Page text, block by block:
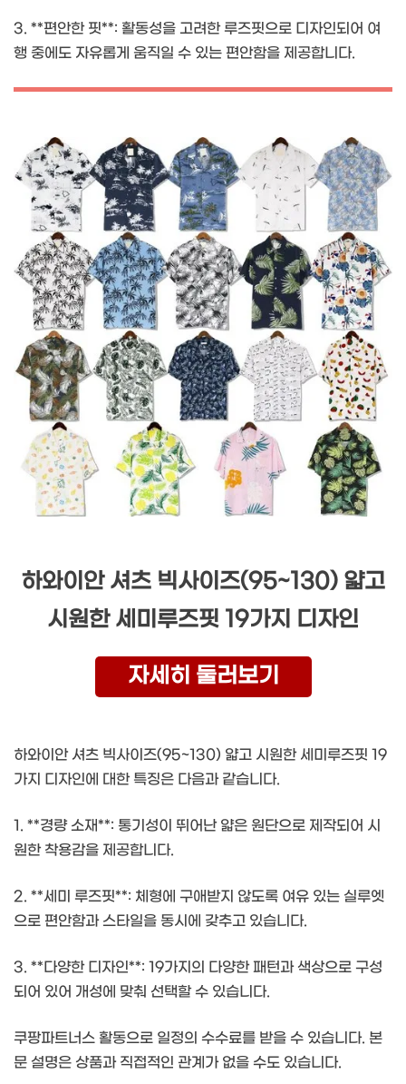
3. **편안한 핏**: 활동성을 고려한 루즈핏으로 디자인되어 여
행 중에도 자유롭게 움직일 수 있는 편안함을 제공합니다.
하와이안 셔츠 빅사이즈(95~130) 얇고
시원한 세미루즈핏 19가지 디자인
자세히 둘러보기
하와이안 셔츠 빅사이즈(95~130) 얇고 시원한 세미루즈핏 19
가지 디자인에 대한 특징은 다음과 같습니다.
1. **경량 소재**: 통기성이 뛰어난 얇은 원단으로 제작되어 시
원한 착용감을 제공합니다.
2. **세미 루즈핏**: 체형에 구애받지 않도록 여유 있는 실루엣
으로 편안함과 스타일을 동시에 갖추고 있습니다.
3. **다양한 디자인**: 19가지의 다양한 패턴과 색상으로 구성
되어 있어 개성에 맞춰 선택할 수 있습니다.
쿠팡파트너스 활동으로 일정의 수수료를 받을 수 있습니다. 본
문 설명은 상품과 직접적인 관계가 없을 수도 있습니다.